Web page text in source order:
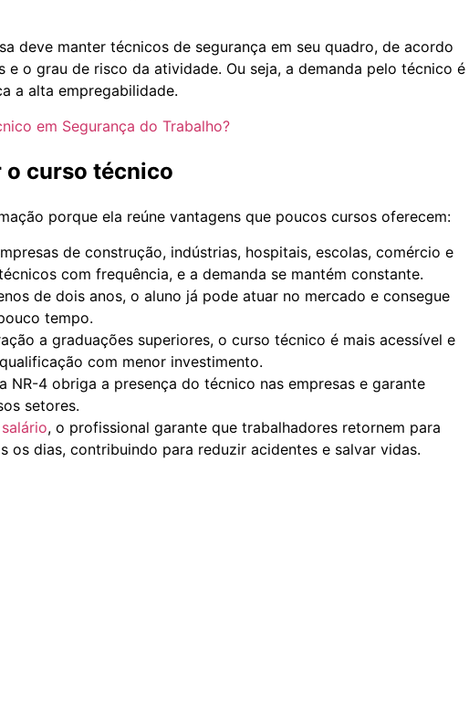
deve manter técnicos de segurança em seu quadro, de acordo
e o grau de risco da atividade. Ou seja, a demanda pelo técnico é
a alta empregabilidade.
em Segurança do Trabalho?
o curso técnico
porque ela reúne vantagens que poucos cursos oferecem:
de construção, indústrias, hospitais, escolas, comércio e
com frequência, e a demanda se mantém constante.
de dois anos, o aluno já pode atuar no mercado e consegue
tempo.
a graduações superiores, o curso técnico é mais acessível e
com menor investimento.
a NR-4 obriga a presença do técnico nas empresas e garante
setores.
salário, o profissional garante que trabalhadores retornem para
os dias, contribuindo para reduzir acidentes e salvar vidas.